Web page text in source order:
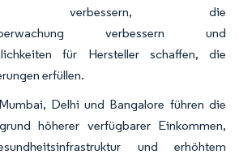
verbessern, die
verbessern und
für Hersteller schaffen, die
erfüllen.
Delhi und Bangalore führen die
höherer verfügbarer Einkommen,
und erhöhtem